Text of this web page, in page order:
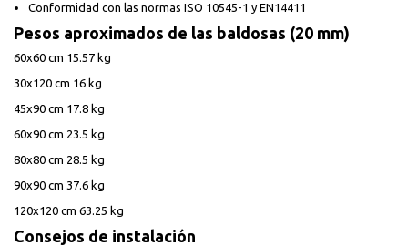
Conformidad con las normas ISO 10545-1 y EN14411
Pesos aproximados de las baldosas (20 mm)
60x60 cm 15.57 kg
30x120 cm 16 kg
45x90 cm 17.8 kg
60x90 cm 23.5 kg
80x80 cm 28.5 kg
90x90 cm 37.6 kg
120x120 cm 63.25 kg
Consejos de instalación